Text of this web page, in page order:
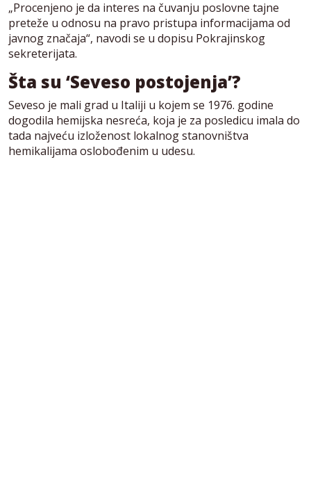
„Procenjeno je da interes na čuvanju poslovne tajne
preteže u odnosu na pravo pristupa informacijama od
javnog značaja“, navodi se u dopisu Pokrajinskog
sekreterijata.
Šta su ‘Seveso postojenja’?
Seveso je mali grad u Italiji u kojem se 1976. godine
dogodila hemijska nesreća, koja je za posledicu imala do
tada najveću izloženost lokalnog stanovništva
hemikalijama oslobođenim u udesu.